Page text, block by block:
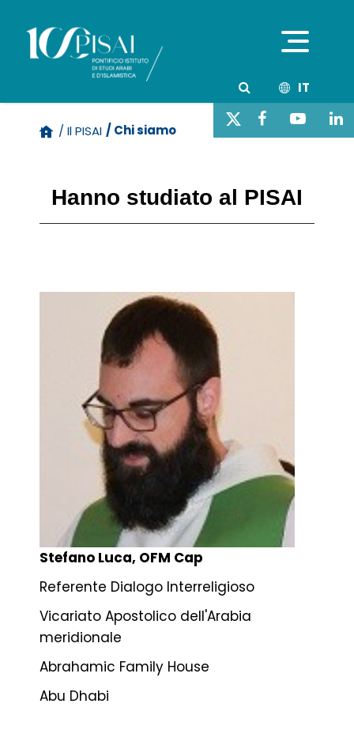
IT
/ Il PISAI / Chi siamo
Hanno studiato al PISAI
Stefano Luca, OFM Cap
Referente Dialogo Interreligioso
Vicariato Apostolico dell'Arabia
meridionale
Abrahamic Family House
Abu Dhabi